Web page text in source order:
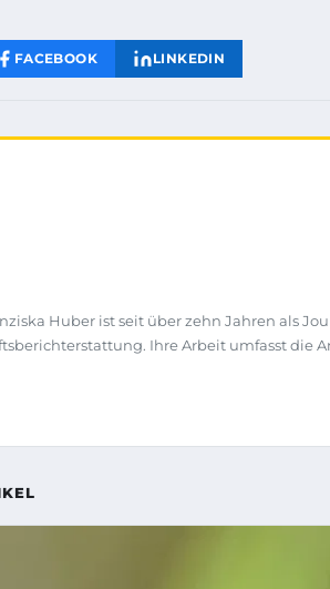
FACEBOOK LINKEDIN
Huber ist seit über zehn Jahren als
Ihre Arbeit umfasst